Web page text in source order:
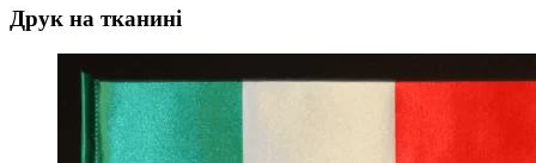
Друк на тканині